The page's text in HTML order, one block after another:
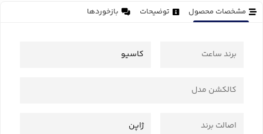
مشخصات محصول توضیحات بازخوردها
برند ساعت کاسیو
کالکشن مدل
اصالت برند ژاپن